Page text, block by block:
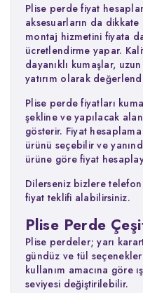
Plise perde fiyat
aksesuarların da dikkate
montaj hizmetini fiyata
ücretlendirme yapar.
dayanıklı kumaşlar,
yatırım olarak
Plise perde fiyatları
şekline ve yapılacak
gösterir. Fiyat
ürünü seçebilir ve
ürüne göre fiyat
Dilerseniz bizlere
fiyat teklifi alabilirsiniz.
Plise Perde
Plise perdeler; yarı
gündüz ve tül
kullanım amacına göre
seviyesi değiştirilebilir.